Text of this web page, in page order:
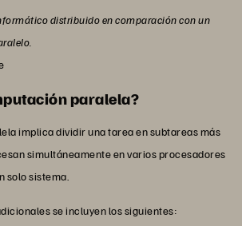
distribuido en comparación con un
paralela?
implica dividir una tarea en subtareas más
simultáneamente en varios procesadores
solo sistema.
se incluyen los siguientes: